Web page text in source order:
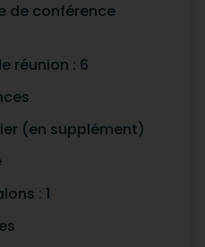
de conférence
réunion : 6
(en supplément)
: 1